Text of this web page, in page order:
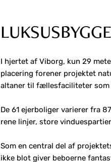
I hjertet af Viborg, kun 29
placering forener projektet
altaner til fællesfaciliteter som
De 61 ejerboliger varierer fra
rene linjer, store
Som en central del af
ikke blot giver beboerne